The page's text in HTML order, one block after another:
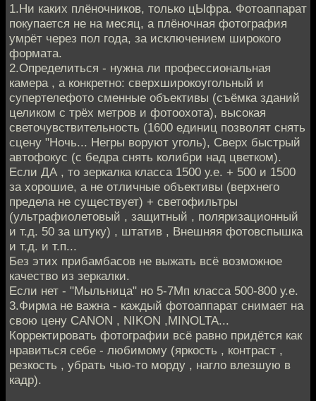
1.Ни каких плёночников, только цЫфра. Фотоаппарат
покупается не на месяц, а плёночная фотография
умрёт через пол года, за исключением широкого
формата.
2.Определиться - нужна ли профессиональная
камера , а конкретно: сверхширокоугольный и
супертелефото сменные объективы (съёмка зданий
целиком с трёх метров и фотоохота), высокая
светочувствительность (1600 единиц позволят снять
сцену "Ночь... Негры воруют уголь), Сверх быстрый
автофокус (с бедра снять колибри над цветком).
Если ДА , то зеркалка класса 1500 у.е. + 500 и 1500
за хорошие, а не отличные объективы (верхнего
предела не существует) + светофильтры
(ультрафиолетовый , защитный , поляризационный
и т.д. 50 за штуку) , штатив , Внешняя фотовспышка
и т.д. и т.п...
Без этих прибамбасов не выжать всё возможное
качество из зеркалки.
Если нет - "Мыльница" но 5-7Мп класса 500-800 у.е.
3.Фирма не важна - каждый фотоаппарат снимает на
свою цену CANON , NIKON ,MINOLTA...
Корректировать фотографии всё равно придётся как
нравиться себе - любимому (яркость , контраст ,
резкость , убрать чью-то морду , нагло влезшую в
кадр).